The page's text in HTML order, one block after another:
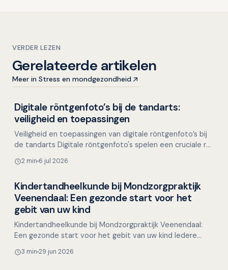
VERDER LEZEN
Gerelateerde artikelen
Meer in Stress en mondgezondheid
Overig nieuws
Digitale röntgenfoto’s bij de tandarts:
veiligheid en toepassingen
Veiligheid en toepassingen van digitale röntgenfoto’s bij
de tandarts Digitale röntgenfoto's spelen een cruciale rol
2 min 6 jul 2026
Overig nieuws
Kindertandheelkunde bij Mondzorgpraktijk
Veenendaal: Een gezonde start voor het
gebit van uw kind
Kindertandheelkunde bij Mondzorgpraktijk Veenendaal:
Een gezonde start voor het gebit van uw kind Iedere
3 min 29 jun 2026